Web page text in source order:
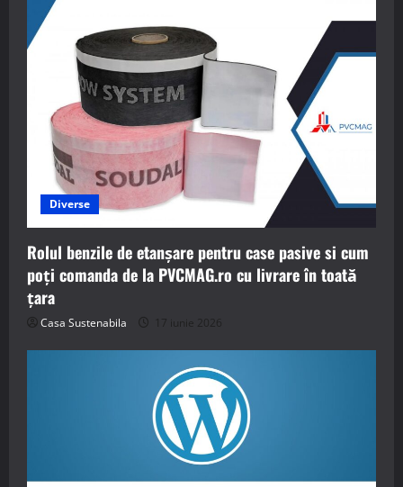
Diverse
Rolul benzile de etanșare pentru case pasive si cum
poți comanda de la PVCMAG.ro cu livrare în toată
țara
Casa Sustenabila 17 iunie 2026